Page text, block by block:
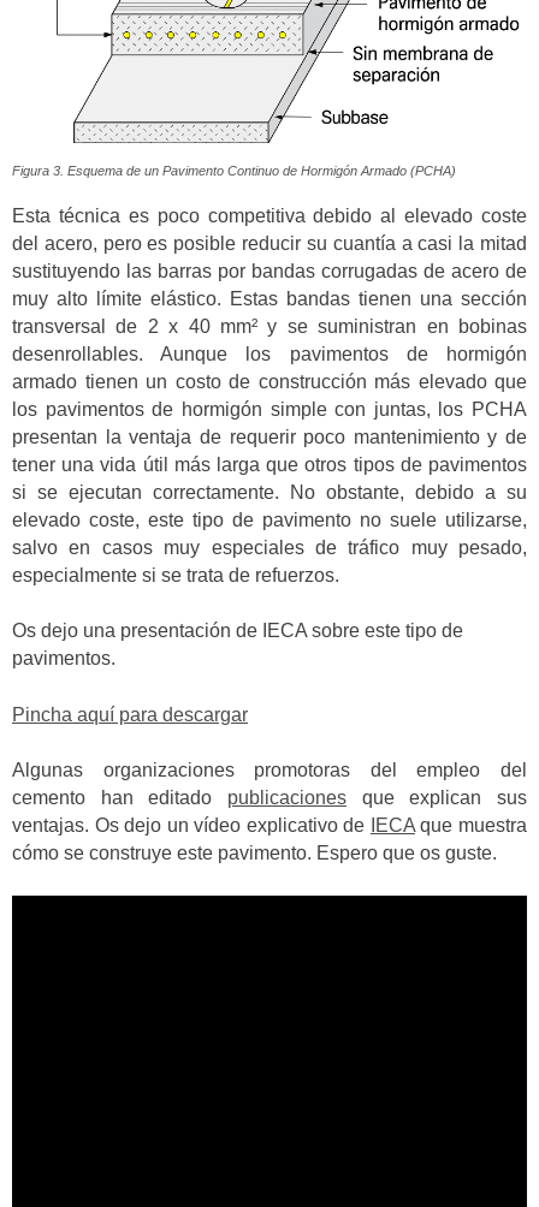
Figura 3. Esquema de un Pavimento Continuo de Hormigón Armado (PCHA)
Esta técnica es poco competitiva debido al elevado coste
del acero, pero es posible reducir su cuantía a casi la mitad
sustituyendo las barras por bandas corrugadas de acero de
muy alto límite elástico. Estas bandas tienen una sección
transversal de 2 x 40 mm² y se suministran en bobinas
desenrollables. Aunque los pavimentos de hormigón
armado tienen un costo de construcción más elevado que
los pavimentos de hormigón simple con juntas, los PCHA
presentan la ventaja de requerir poco mantenimiento y de
tener una vida útil más larga que otros tipos de pavimentos
si se ejecutan correctamente. No obstante, debido a su
elevado coste, este tipo de pavimento no suele utilizarse,
salvo en casos muy especiales de tráfico muy pesado,
especialmente si se trata de refuerzos.
Os dejo una presentación de IECA sobre este tipo de
pavimentos.
Pincha aquí para descargar
Algunas organizaciones promotoras del empleo del
cemento han editado publicaciones que explican sus
ventajas. Os dejo un vídeo explicativo de IECAque muestra
cómo se construye este pavimento. Espero que os guste.